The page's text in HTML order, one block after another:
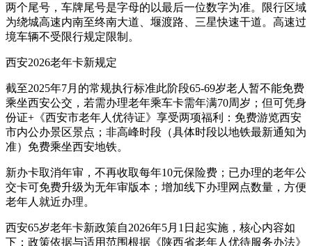
两个尾号，车牌尾号是字母的以最后一位数字为准。限行区域
为绕城高速内南至终南大道、堰渡路、三星快速干道。高速过
境车辆不受限行规定限制。
西安2026老年卡新规定
截至2025年7月的常规执行标准此阶段65-69岁老人暂不能免费
乘坐西安公交，若需办理老年乘车卡需年满70周岁；但可凭身
份证+《西安市老年人优待证》享受两项福利：免费游览西安
市内公办景区景点；非高峰时段（具体时段以地铁最新通知为
准）免费乘坐西安地铁。
新办卡取消年审，不再收取每年10元保险费；已办理的老年公
交卡可免费升级为无年审版本；增加线下办理网点数量，方便
老年人就近办理。
西安65岁老年卡新政策自2026年5月1日起实施，核心内容如
下：政策依据与适用范围根据《陕西省老年人优待服务办法》